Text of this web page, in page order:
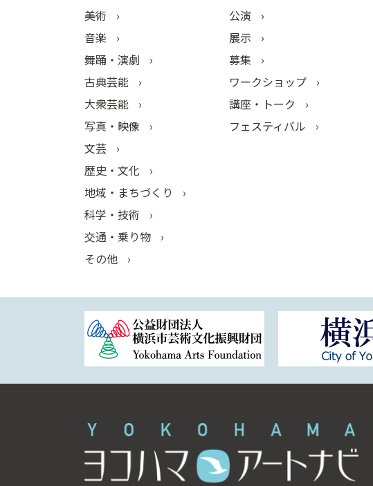
美術
音楽
舞踊・演劇
古典芸能
大衆芸能
写真・映像
文芸
歴史・文化
地域・まちづくり
科学・技術
交通・乗り物
その他
公演
展示
募集
ワークショップ
講座・トーク
フェスティバル